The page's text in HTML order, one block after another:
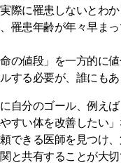
際に罹患しないとわ
罹患年齢が年々早ま
の値段」を一方的に
する必要が、誰にもあ
自分のゴール、例え
すい体を改善したい
できる医師を見つけ
と共有することが大切